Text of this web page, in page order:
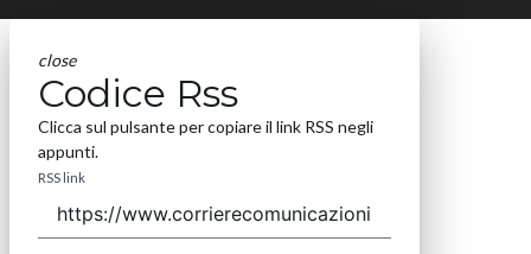
close
Codice Rss
Clicca sul pulsante per copiare il link RSS negli
appunti.
RSS link